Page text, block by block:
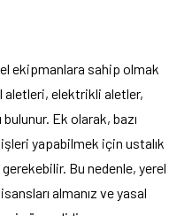
ekipmanlara sahip olmak
aletleri, elektrikli aletler,
Ek olarak, bazı
yapabilmek için ustalık
Bu nedenle, yerel
almanız ve yasal